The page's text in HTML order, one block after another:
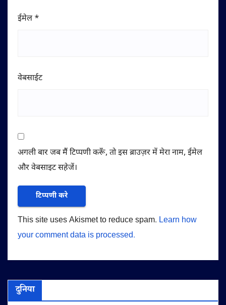
ईमेल *
वेबसाईट
अगली बार जब मैं टिप्पणी करूँ, तो इस ब्राउज़र में मेरा नाम, ईमेल
और वेबसाइट सहेजें।
This site uses Akismet to reduce spam. Learn how
your comment data is processed.
दुनिया